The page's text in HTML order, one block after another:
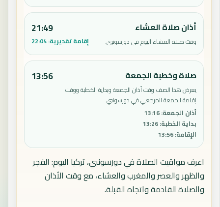
أذان صلاة العشاء
وقت صلاة العشاء اليوم في دورسونبي.
21:49
إقامة تقديرية:22:04
صلاة وخطبة الجمعة
يعرض هذا الصف وقت أذان الجمعة وبداية الخطبة ووقت
إقامة الجمعة المرجعي في دورسونبي.
أذان الجمعة:
13:16
بداية الخطبة:
13:26
الإقامة:
13:56
13:56
اعرف مواقيت الصلاة في دورسونبي، تركيا اليوم: الفجر
والظهر والعصر والمغرب والعشاء، مع وقت الأذان
والصلاة القادمة واتجاه القبلة.